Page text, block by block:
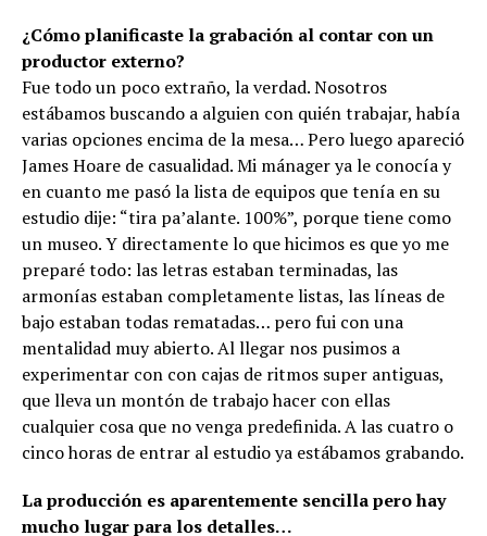
¿Cómo planificaste la grabación al contar con un
productor externo?
Fue todo un poco extraño, la verdad. Nosotros
estábamos buscando a alguien con quién trabajar, había
varias opciones encima de la mesa… Pero luego apareció
James Hoare de casualidad. Mi mánager ya le conocía y
en cuanto me pasó la lista de equipos que tenía en su
estudio dije: “tira pa’alante. 100%”, porque tiene como
un museo. Y directamente lo que hicimos es que yo me
preparé todo: las letras estaban terminadas, las
armonías estaban completamente listas, las líneas de
bajo estaban todas rematadas… pero fui con una
mentalidad muy abierto. Al llegar nos pusimos a
experimentar con con cajas de ritmos super antiguas,
que lleva un montón de trabajo hacer con ellas
cualquier cosa que no venga predefinida. A las cuatro o
cinco horas de entrar al estudio ya estábamos grabando.
La producción es aparentemente sencilla pero hay
mucho lugar para los detalles…